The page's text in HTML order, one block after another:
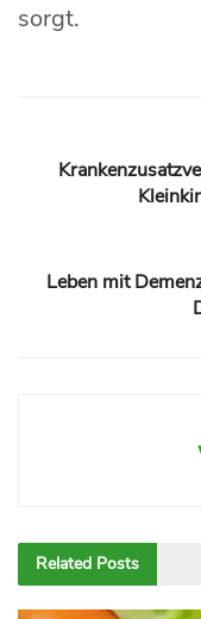
sorgt.
Leben mit
Related Posts